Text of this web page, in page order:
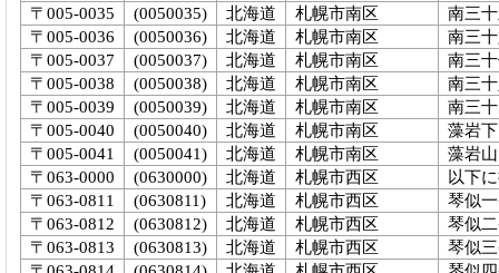
〒005-0035
(0050035) 北海道 札幌市南区
南三
〒005-0036
(0050036) 北海道 札幌市南区
南三
〒005-0037
(0050037) 北海道 札幌市南区
南三
〒005-0038
(0050038) 北海道 札幌市南区
南三
〒005-0039
(0050039) 北海道 札幌市南区
南三
〒005-0040
(0050040) 北海道 札幌市南区
藻岩下
〒005-0041
(0050041) 北海道 札幌市南区
藻岩山
〒063-0000
(0630000) 北海道 札幌市西区
以下
〒063-0811
(0630811) 北海道 札幌市西区
琴似
〒063-0812
(0630812) 北海道 札幌市西区
琴似
〒063-0813
(0630813) 北海道 札幌市西区
琴似